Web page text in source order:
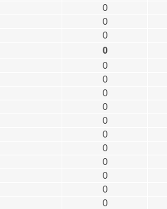
0
0
0
0
0
0
0
0
0
0
0
0
0
0
0